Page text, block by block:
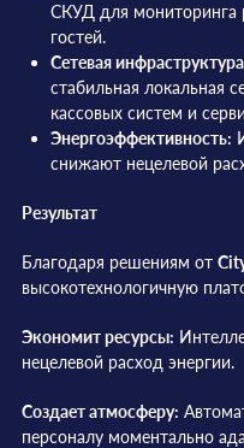
СКУД для мониторинга
гостей.
Сетевая
стабильная локальная
кассовых систем и
Энергоэффективность:
снижают нецелевой
Результат
Благодаря решениям от
высокотехнологичную
Экономит ресурсы:
нецелевой расход энергии.
Создает атмосферу:
персоналу моментально